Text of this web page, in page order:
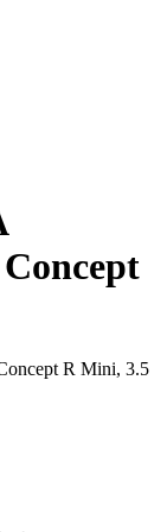
R Mini, 3.5